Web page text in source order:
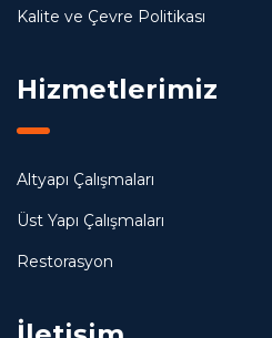
Kalite ve Çevre Politikası
Hizmetlerimiz
Altyapı Çalışmaları
Üst Yapı Çalışmaları
Restorasyon